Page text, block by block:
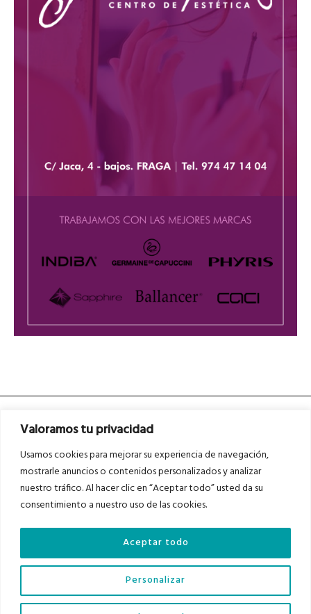
Valoramos tu privacidad
Usamos cookies para mejorar su experiencia de navegación,
mostrarle anuncios o contenidos personalizados y analizar
nuestro tráfico. Al hacer clic en “Aceptar todo” usted da su
consentimiento a nuestro uso de las cookies.
Personalizar
Aceptar todo
Asociados a
Auditados por
Diario del Bajo Cinca © 2023 . Todos los derechos reservados |Aviso Legal